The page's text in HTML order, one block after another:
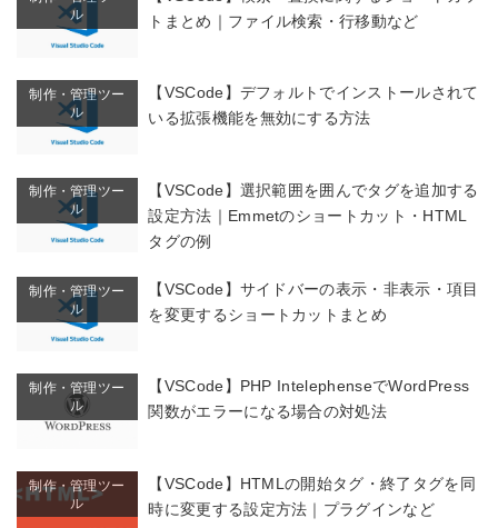
ル
トまとめ｜ファイル検索・行移動など
制作・管理ツー
ル
【VSCode】デフォルトでインストールされて
いる拡張機能を無効にする方法
制作・管理ツー
ル
【VSCode】選択範囲を囲んでタグを追加する
設定方法｜Emmetのショートカット・HTML
タグの例
制作・管理ツー
ル
【VSCode】サイドバーの表示・非表示・項目
を変更するショートカットまとめ
制作・管理ツー
ル
【VSCode】PHP IntelephenseでWordPress
関数がエラーになる場合の対処法
制作・管理ツー
ル
【VSCode】HTMLの開始タグ・終了タグを同
時に変更する設定方法｜プラグインなど